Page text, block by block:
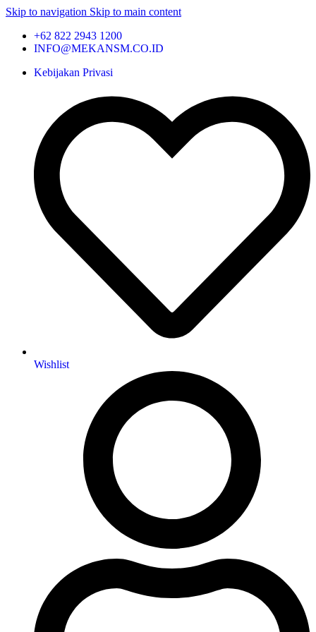
Skip to navigation Skip to main content
+62 822 2943 1200
INFO@MEKANSM.CO.ID
Kebijakan Privasi
Wishlist